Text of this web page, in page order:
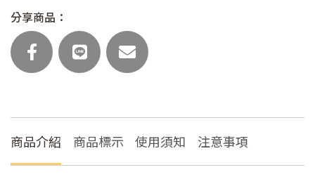
(兩
餐
份)
數
分享商品：
商品介紹 商品標示 使用須知 注意事項